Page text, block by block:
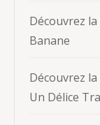
Découvrez
Banane
Découvrez
Un Délice